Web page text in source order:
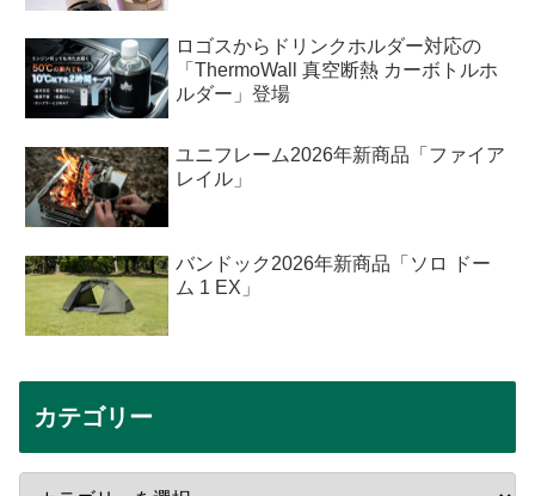
ロゴスからドリンクホルダー対応の
「ThermoWall 真空断熱 カーボトルホ
ルダー」登場
ユニフレーム2026年新商品「ファイア
レイル」
バンドック2026年新商品「ソロ ドー
ム 1 EX」
カテゴリー